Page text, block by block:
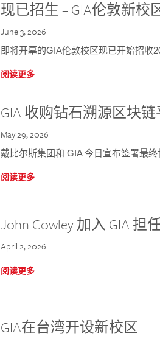
现已招生 – GIA伦敦新校
June 3, 2026
即将开幕的GIA伦敦校区现已开始招收
阅读更多
GIA 收购钻石溯源区块链
May 29, 2026
戴比尔斯集团和 GIA 今日宣布签署最终
阅读更多
John Cowley 加入 GIA 担
April 2, 2026
阅读更多
GIA在台湾开设新校区